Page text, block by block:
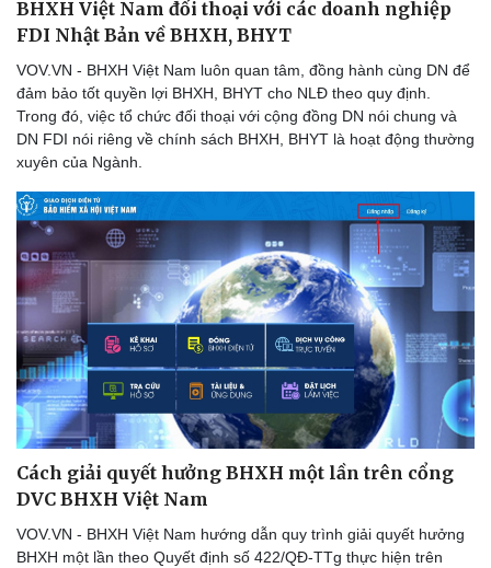
Doanh nghiệp
Thông tin doanh nghiệp
Doanh nghiệp 24h
Vì cộng đồng
Công nghệ
Sành điệu
Chuyển đổi số
BHXH Việt Nam đối thoại với các doanh nghiệp
FDI Nhật Bản về BHXH, BHYT
VOV.VN - BHXH Việt Nam luôn quan tâm, đồng hành cùng DN để
đảm bảo tốt quyền lợi BHXH, BHYT cho NLĐ theo quy định.
Trong đó, việc tổ chức đối thoại với cộng đồng DN nói chung và
DN FDI nói riêng về chính sách BHXH, BHYT là hoạt động thường
xuyên của Ngành.
Cách giải quyết hưởng BHXH một lần trên cổng
DVC BHXH Việt Nam
VOV.VN - BHXH Việt Nam hướng dẫn quy trình giải quyết hưởng
BHXH một lần theo Quyết định số 422/QĐ-TTg thực hiện trên